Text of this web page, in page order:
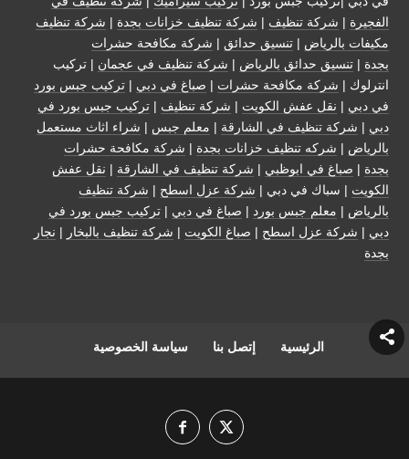
الفجيرة | شركة تنظيف | شركة تنظيف خزانات بجدة | شركة تنظيف
مكيفات بالرياض | تنسيق حدائق | شركة مكافحة حشرات
بجدة | تنسيق حدائق بالرياض | شركة تنظيف في عجمان | تركيب
انترلوك | شركة مكافحة حشرات | صباغ في دبي | تركيب جبس بورد
في دبي | نقل عفش الكويت | شركة تنظيف | تركيب جبس بورد في
دبي | شركة تنظيف في الشارقة | معلم جبس | شراء اثاث مستعمل
بالرياض | شركه تنظيف خزانات بجدة | شركة مكافحة حشرات
بجدة | صباغ في ابوظبي | شركة تنظيف في الشارقة | نقل عفش
الكويت | سباك في دبي | شركة عزل اسطح | شركة تنظيف
بالرياض | معلم جبس بورد | صباغ في دبي | تركيب جبس بورد في
دبي | شركة عزل اسطح | صباغ الكويت | شركة تنظيف بالبخار | نجار
بجدة
الرئيسية إتصل بنا سياسة الخصوصية